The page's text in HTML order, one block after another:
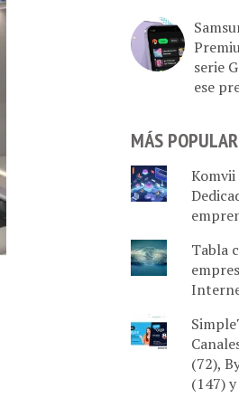
serie
ese
MÁS
Tabla
(72),
(147)